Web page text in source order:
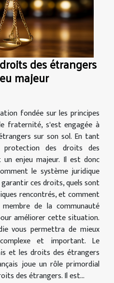
des étrangers
majeur
fondée sur les principes
fraternité, s'est engagée à
sur son sol. En tant
des droits des
enjeu majeur. Il est donc
le système juridique
ces droits, quels sont
rencontrés, et comment
de la communauté
améliorer cette situation.
vous permettra de mieux
et important. Le
et les droits des étrangers
joue un rôle primordial
des étrangers. Il est...